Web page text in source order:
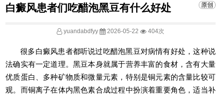
白癜风患者们吃醋泡黑豆有什么好处
yuandabdfyy 2026-05-22 404次
很多白癜风患者都听说过吃醋泡黑豆对病情有好处，这种说
法确实有一定道理。黑豆本身就属于营养丰富的食材，含有大量
优质蛋白、多种矿物质和微量元素，特别是铜元素的含量比较可
观。而铜离子在体内黑色素合成过程中扮演着重要角色，适当补